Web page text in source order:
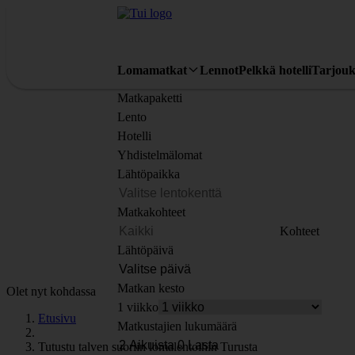
Lomamatkat LennotPelkkä hotelli
Matkapaketti
Lento
Hotelli
Yhdistelmälomat
Lähtöpaikka
Matkakohteet
Kohteet
Lähtöpäivä
Matkan kesto
1 viikko
Matkustajien lukumäärä
Olet nyt kohdassa
Etusivu
Tutustu talven suoriin lomalentoihin Turusta